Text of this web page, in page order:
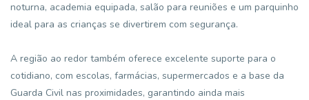
noturna, academia equipada, salão para reuniões e um parquinho
ideal para as crianças se divertirem com segurança.
A região ao redor também oferece excelente suporte para o
cotidiano, com escolas, farmácias, supermercados e a base da
Guarda Civil nas proximidades, garantindo ainda mais